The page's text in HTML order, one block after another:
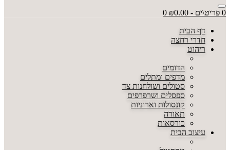
0 פריט\ים - ₪0.00 0
דף הבית
חדרי רחצה
ריהוט
הדומים
מדפים ומתלים
סטולים ושולחנות צד
ספסלים ושרפרפים
קונסולות וארוניות
תאורה
כורסאות
עיצוב הבית